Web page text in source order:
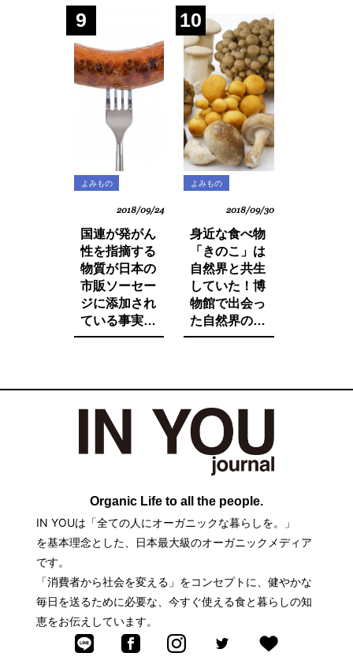
SDGsへの遅
れ。それは日
本人・日本企
業と政府の意
識の低さにあ
った！
9
よみもの
2018/09/24
国連が発がん
性を指摘する
物質が日本の
市販ソーセー
ジに添加され
ている事実を
ご存知です
子供に食べさ
せたくないそ
の中身とは。
10
よみもの
2018/09/30
身近な食べ物
「きのこ」は
自然界と共生
していた！博
物館で出会っ
た自然界の法
則と栄養価が
Organic Life to all the people.
IN YOUは「全ての人にオーガニックな暮らしを。」
を基本理念とした、日本最大級のオーガニックメディア
です。
「消費者から社会を変える」をコンセプトに、健やかな
毎日を送るために必要な、今すぐ使える食と暮らしの知
恵をお伝えしています。